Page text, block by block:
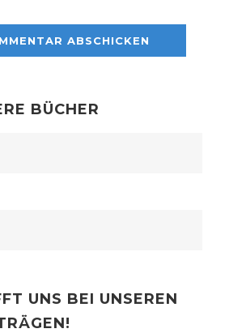
BÜCHER
UNS BEI UNSEREN